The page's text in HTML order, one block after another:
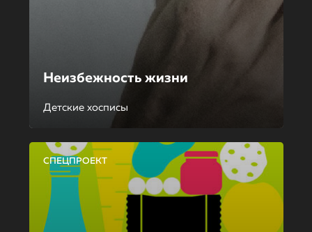
Неизбежность жизни
Детские хосписы
СПЕЦПРОЕКТ